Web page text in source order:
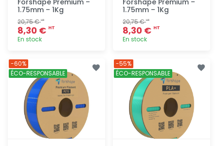
1.75mm – 1Kg
20,75 €HT
8,30 € HT
En stock
rapide
1.75mm – 1Kg
20,75 €HT
8,30 € HT
En stock
rapide
-60%
ÉCO-RESPONSABLE
-55%
ÉCO-RESPONSABLE